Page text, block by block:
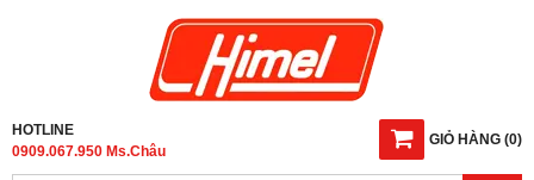
GIỎ HÀNG (0)
HOTLINE
0909.067.950 Ms.Châu